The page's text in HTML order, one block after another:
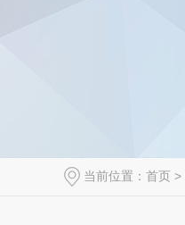
当前位置： 首页 >